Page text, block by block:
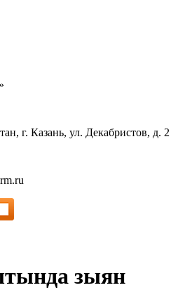
г. Казань, ул. Декабристов, д. 2
зыян